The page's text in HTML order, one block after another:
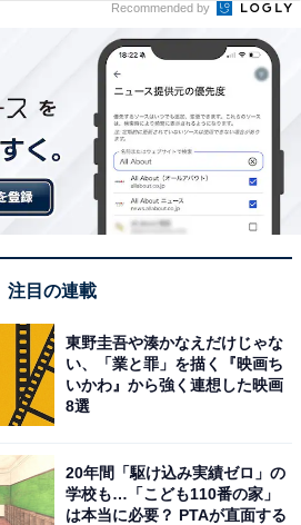
座（牡羊座）
（牡牛座）
（双子座）※今見ている記事
蟹座）
獅子座）
（乙女座）
座（天秤座）
射手座）
座（水瓶座）
魚座）
Recommended by
注目の連載
東野圭吾や湊かなえだけじゃな
い、「業と罪」を描く『映画ち
いかわ』から強く連想した映画
8選
20年間「駆け込み実績ゼロ」の
学校も…「こども110番の家」
は本当に必要？ PTAが直面する